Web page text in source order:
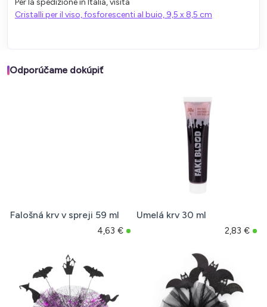
Cristalli per il viso, fosforescenti al buio, 9,5 x 8,5 cm
Odporúčame dokúpiť
Falošná krv v spreji 59 ml
4,63 €
Umelá krv 30 ml
2,83 €